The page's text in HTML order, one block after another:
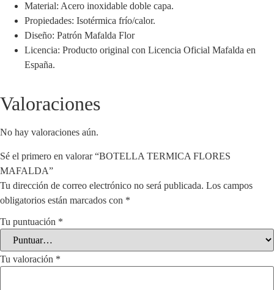
Material: Acero inoxidable doble capa.
Propiedades: Isotérmica frío/calor.
Diseño: Patrón Mafalda Flor
Licencia: Producto original con Licencia Oficial Mafalda en
España.
Valoraciones
No hay valoraciones aún.
Sé el primero en valorar “BOTELLA TERMICA FLORES
MAFALDA”
Tu dirección de correo electrónico no será publicada. Los campos
obligatorios están marcados con *
Tu puntuación *
Tu valoración *